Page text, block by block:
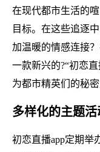
在现代都市生活的
目标。在这些追逐
加温暖的情感连接
一款新兴的?“初恋
为都市精英们的秘密
多样化的主题
初恋直播app定期举